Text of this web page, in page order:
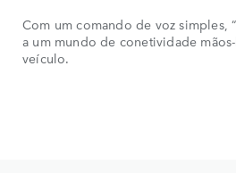
Com um comando de voz simples,
a um mundo de conetividade
veículo.